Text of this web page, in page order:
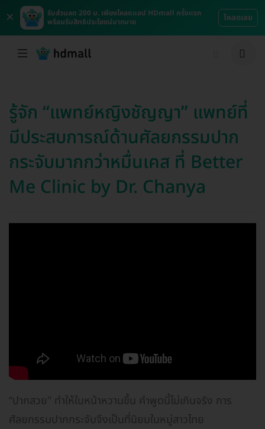
×
รับส่วนลด 200 บ. เพียงโหลดแอป HDmall ครั้งแรก
พร้อมรับสิทธิประโยชน์มากมาย
โหลดเลย
รู้จัก “แพทย์หญิงชัญญา” แพทย์ที่
มีประสบการณ์ด้านศัลยกรรมปาก
กระจับมากกว่าหมื่นเคส ที่ Better
Me Clinic by Dr. Chanya
“ปากสวย" ทำให้ใบหน้าหวานขึ้น คำพูดนี้ไม่เกินจริง การ
ศัลยกรรมปากกระจับจึงเป็นที่นิยมในหมู่สาวไทย